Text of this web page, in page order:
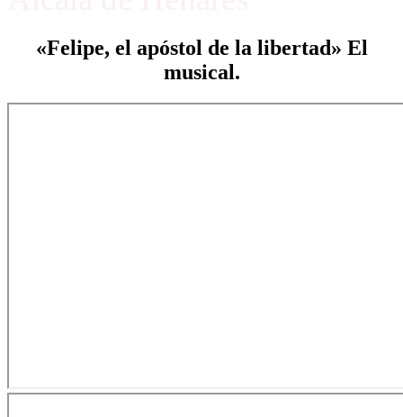
«Felipe, el apóstol de la libertad» El
musical.